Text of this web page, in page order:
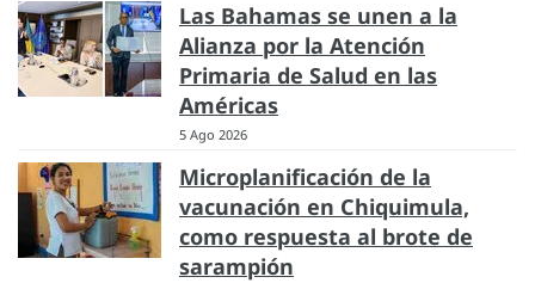
Las Bahamas se unen a la
Alianza por la Atención
Primaria de Salud en las
Américas
5 Ago 2026
Microplanificación de la
vacunación en Chiquimula,
como respuesta al brote de
sarampión